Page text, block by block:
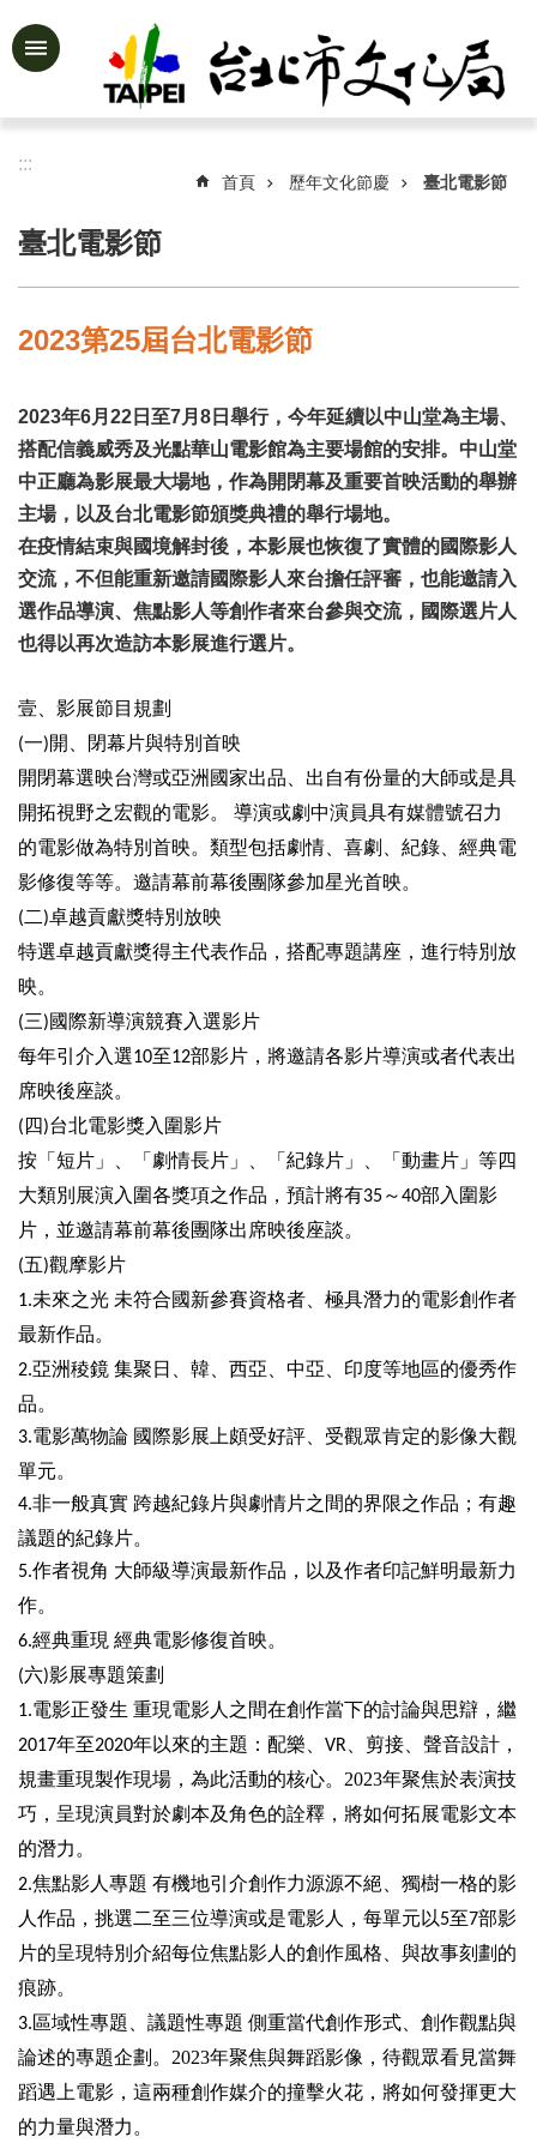
跳到主要內容區塊
進
告
訊
識
文
化
局
業
務
項
目
北
藝
文
空
歷
年
文
化
節
慶
廉
政
區
珍
貴
文
化
源
補
申
請
案
件
政
府
公
開
資
訊
聯
絡
訊
影
音
專
區
回
首
網
站
導
覽
:::
首頁 歷年文化節慶 臺北電影節
臺北電影節
2023第25屆台北電影節
2023年6月22日至7月8日舉行，今年延續以中山堂為主場、
搭配信義威秀及光點華山電影館為主要場館的安排。中山堂
中正廳為影展最大場地，作為開閉幕及重要首映活動的舉辦
主場，以及台北電影節頒獎典禮的舉行場地。
在疫情結束與國境解封後，本影展也恢復了實體的國際影人
交流，不但能重新邀請國際影人來台擔任評審，也能邀請入
選作品導演、焦點影人等創作者來台參與交流，國際選片人
也得以再次造訪本影展進行選片。
壹、影展節目規劃
(一)開、閉幕片與特別首映
開閉幕選映台灣或亞洲國家出品、出自有份量的大師或是具
開拓視野之宏觀的電影。
導演或劇中演員具有媒體號召力
的電影做為特別首映。類型包括劇情、喜劇、紀錄、經典電
影修復等等。邀請幕前幕後團隊參加星光首映。
(二)卓越貢獻獎特別放映
特選卓越貢獻獎得主代表作品，搭配專題講座，進行特別放
映。
(三)國際新導演競賽入選影片
每年引介入選10至12部影片，將邀請各影片導演或者代表出
席映後座談。
( 四)台北電影獎入圍影片
按「短片」、「劇情長片」、「紀錄片」、「動畫片」等四
大類別展演入圍各獎項之作品，預計將有35～40部入圍影
片，並邀請幕前幕後團隊出席映後座談。
(五)觀摩影片
1.未來之光 未符合國新參賽資格者、極具潛力的電影創作者
最新作品。
2.亞洲稜鏡 集聚日、韓、西亞、中亞、印度等地區的優秀作
品。
3.電影萬物論 國際影展上頗受好評、受觀眾肯定的影像大觀
單元。
4.非一般真實 跨越紀錄片與劇情片之間的界限之作品；有趣
議題的紀錄片。
5.作者視角 大師級導演最新作品，以及作者印記鮮明最新力
作。
6.經典重現 經典電影修復首映。
(六)影展專題策劃
1.電影正發生 重現電影人之間在創作當下的討論與思辯，繼
2017年至2020年以來的主題：配樂、 VR 、剪接、聲音設計，
規畫重現製作現場，為此活動的核心。2023年聚焦於表演技
巧，呈現演員對於劇本及角色的詮釋，將如何拓展電影文本
的潛力。
2.焦點影人專題 有機地引介創作力源源不絕、獨樹一格的影
人作品，挑選二至三位導演或是電影人，每單元以5至7部影
片的呈現特別介紹每位焦點影人的創作風格、與故事刻劃的
痕跡。
3.區域性專題、議題性專題 側重當代創作形式、創作觀點與
論述的專題企劃。2023年聚焦與舞蹈影像，待觀眾看見當舞
蹈遇上電影，這兩種創作媒介的撞擊火花，將如何發揮更大
的力量與潛力。